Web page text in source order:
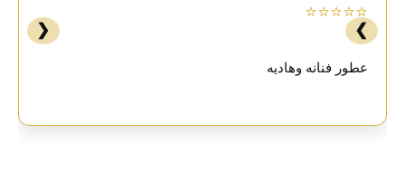
⭐⭐⭐⭐⭐
عطور فنانه وهاديه
❮ ❯